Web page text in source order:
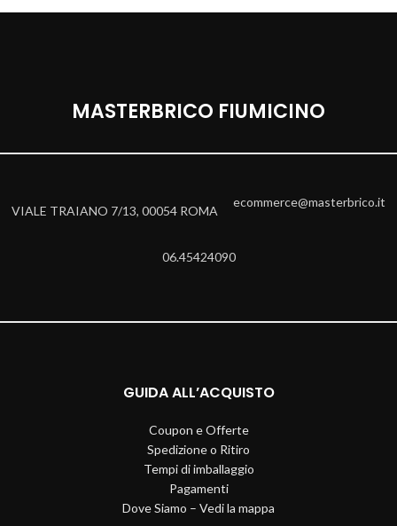
MASTERBRICO FIUMICINO
VIALE TRAIANO 7/13, 00054 ROMA
ecommerce@masterbrico.it
06.45424090
GUIDA ALL’ACQUISTO
Coupon e Offerte
Spedizione o Ritiro
Tempi di imballaggio
Pagamenti
Dove Siamo – Vedi la mappa